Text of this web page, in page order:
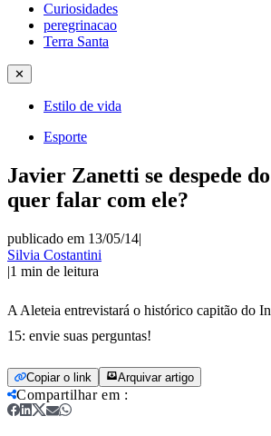
Curiosidades
peregrinacao
Terra Santa
✕
Estilo de vida
Esporte
Javier Zanetti se despede
quer falar com ele?
publicado em 13/05/14|
Silvia Costantini
|1 min de leitura
A Aleteia entrevistará o histórico capitão do
15: envie suas perguntas!
Copiar o link Arquivar artigo
Compartilhar em :